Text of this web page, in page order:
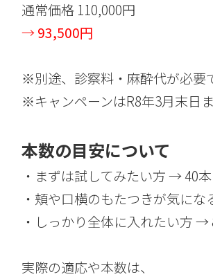
通常価格 110,000円
→93,500円
※別途、診察料・麻酔代が必要
※キャンペーンはR8年3月末日ま
本数の目安について
・まずは試してみたい方 → 40本
・頬や口横のもたつきが気に
・しっかり全体に入れたい方 →
実際の適応や本数は、